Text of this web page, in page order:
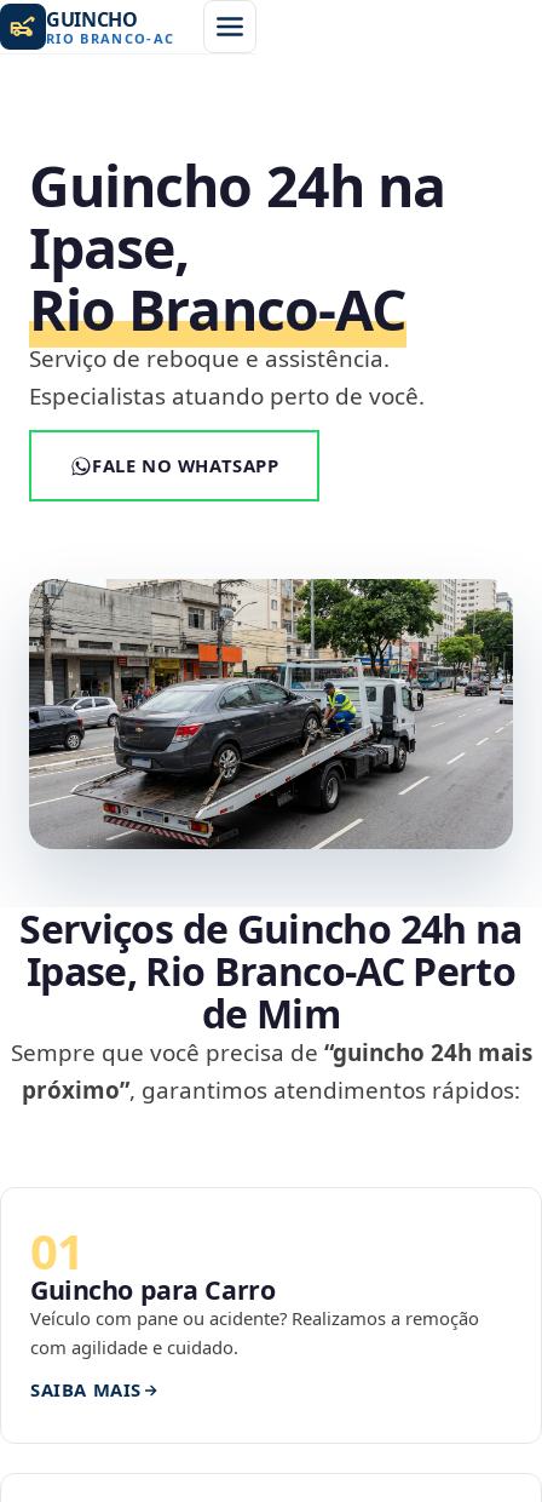
GUINCHO
RIO BRANCO-AC
Guincho 24h na
Ipase,
Rio Branco‑AC
Serviço de reboque e assistência.
Especialistas atuando perto de você.
FALE NO WHATSAPP
Serviços de Guincho 24h na
Ipase, Rio Branco‑AC Perto
de Mim
Sempre que você precisa de “guincho 24h mais
próximo”, garantimos atendimentos rápidos:
01
Guincho para Carro
Veículo com pane ou acidente? Realizamos a remoção
com agilidade e cuidado.
SAIBA MAIS